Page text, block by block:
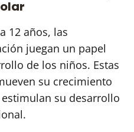
12 años, las
juegan un papel
de los niños. Estas
su crecimiento
su desarrollo